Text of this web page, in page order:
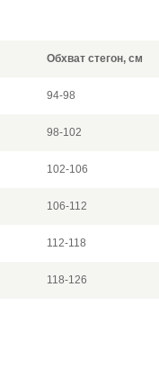
Обхват стегон, см
94-98
98-102
102-106
106-112
112-118
118-126